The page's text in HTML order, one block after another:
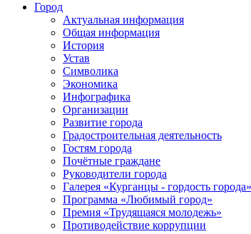
Город
Актуальная информация
Общая информация
История
Устав
Символика
Экономика
Инфографика
Организации
Развитие города
Градостроительная деятельность
Гостям города
Почётные граждане
Руководители города
Галерея «Курганцы - гордость города»
Программа «Любимый город»
Премия «Трудящаяся молодежь»
Противодействие коррупции